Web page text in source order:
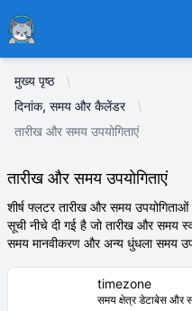
Ducafecat
मुख्य पृष्ठ
दिनांक, समय और कैलेंडर
तारीख और समय उपयोगिताएं
तारीख और समय उपयोगिताएं
शीर्ष फ्लटर तारीख और समय
सूची नीचे दी गई है जो तारीख और समय
समय मानवीकरण और अन्य धुंधला समय
timezone
समय क्षेत्र डेटाबेस और